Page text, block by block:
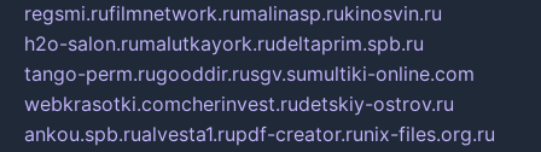
regsmi.rufilmnetwork.rumalinasp.rukinosvin.ru
h2o-salon.rumalutkayork.rudeltaprim.spb.ru
tango-perm.rugooddir.rusgv.sumultiki-online.com
webkrasotki.comcherinvest.rudetskiy-ostrov.ru
ankou.spb.rualvesta1.rupdf-creator.runix-files.org.ru